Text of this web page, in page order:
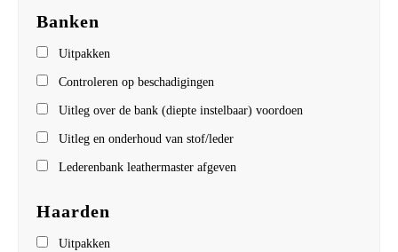
Banken
Uitpakken
Controleren op beschadigingen
Uitleg over de bank (diepte instelbaar) voordoen
Uitleg en onderhoud van stof/leder
Lederenbank leathermaster afgeven
Haarden
Uitpakken